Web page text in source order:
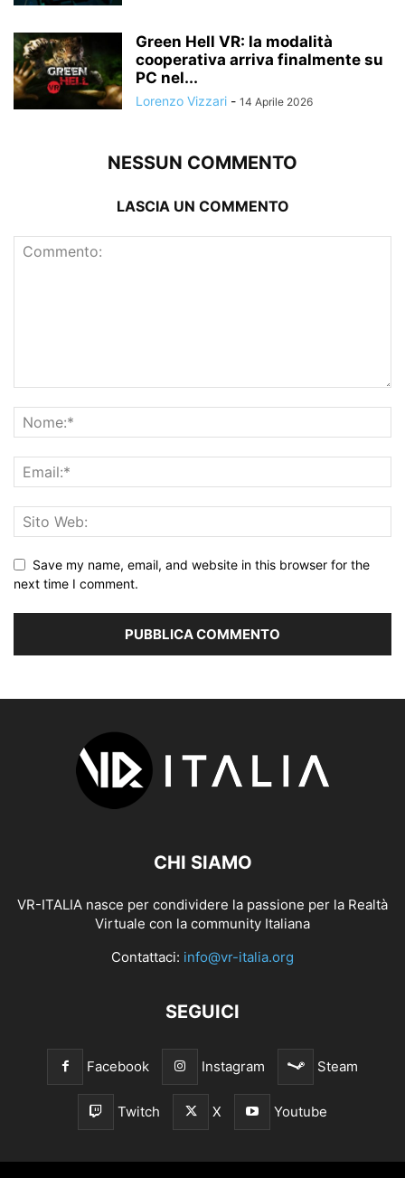
Green Hell VR: la modalità
cooperativa arriva finalmente su
PC nel...
Lorenzo Vizzari - 14 Aprile 2026
NESSUN COMMENTO
LASCIA UN COMMENTO
Save my name, email, and website in this browser for the
next time I comment.
CHI SIAMO
VR-ITALIA nasce per condividere la passione per la Realtà
Virtuale con la community Italiana
Contattaci: info@vr-italia.org
SEGUICI
Facebook Instagram Steam
Twitch X Youtube